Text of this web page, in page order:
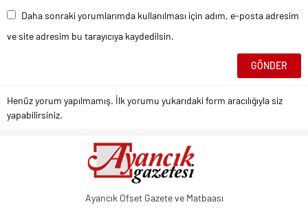
Daha sonraki yorumlarımda kullanılması için adım, e-posta adresim
ve site adresim bu tarayıcıya kaydedilsin.
Henüz yorum yapılmamış. İlk yorumu yukarıdaki form aracılığıyla siz
yapabilirsiniz.
Ayancık Ofset Gazete ve Matbaası